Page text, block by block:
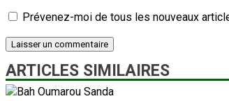
Prévenez-moi de tous les nouveaux
ARTICLES SIMILAIRES